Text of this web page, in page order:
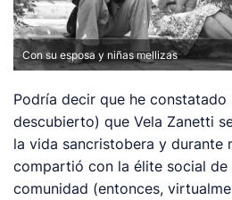
Con su esposa y niñas mellizas
Podría decir que he constatado
descubierto) que Vela Zanetti
la vida sancristobera y durante
compartió con la élite social de
comunidad (entonces,